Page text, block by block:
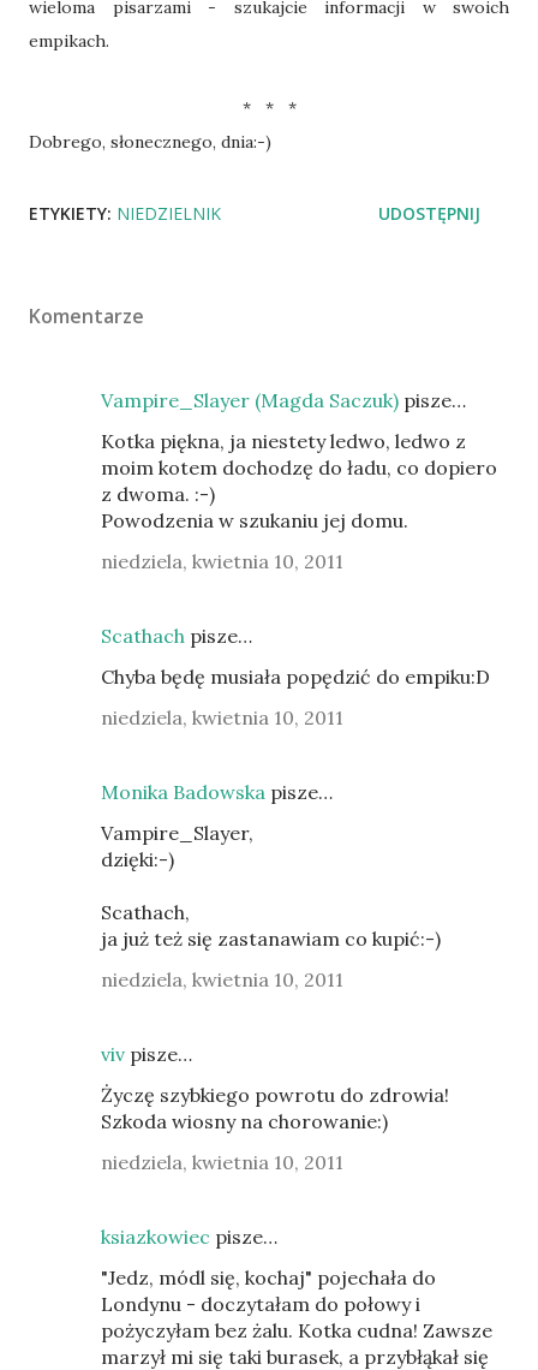
wieloma pisarzami - szukajcie informacji w swoich
empikach.
* * *
Dobrego, słonecznego, dnia:-)
ETYKIETY: NIEDZIELNIK UDOSTĘPNIJ
Komentarze
Vampire_Slayer (Magda Saczuk) pisze…
Kotka piękna, ja niestety ledwo, ledwo z
moim kotem dochodzę do ładu, co dopiero
z dwoma. :-)
Powodzenia w szukaniu jej domu.
niedziela, kwietnia 10, 2011
Scathach pisze…
Chyba będę musiała popędzić do empiku:D
niedziela, kwietnia 10, 2011
Monika Badowska pisze…
Vampire_Slayer,
dzięki:-)
Scathach,
ja już też się zastanawiam co kupić:-)
niedziela, kwietnia 10, 2011
viv pisze…
Życzę szybkiego powrotu do zdrowia!
Szkoda wiosny na chorowanie:)
niedziela, kwietnia 10, 2011
ksiazkowiec pisze…
"Jedz, módl się, kochaj" pojechała do
Londynu - doczytałam do połowy i
pożyczyłam bez żalu. Kotka cudna! Zawsze
marzył mi się taki burasek, a przybłąkał się